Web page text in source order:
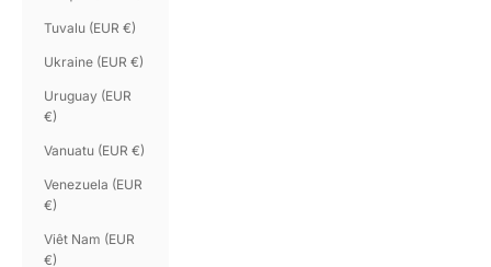
Tuvalu (EUR €)
Ukraine (EUR €)
Uruguay (EUR
€)
Vanuatu (EUR €)
Venezuela (EUR
€)
Viêt Nam (EUR
€)